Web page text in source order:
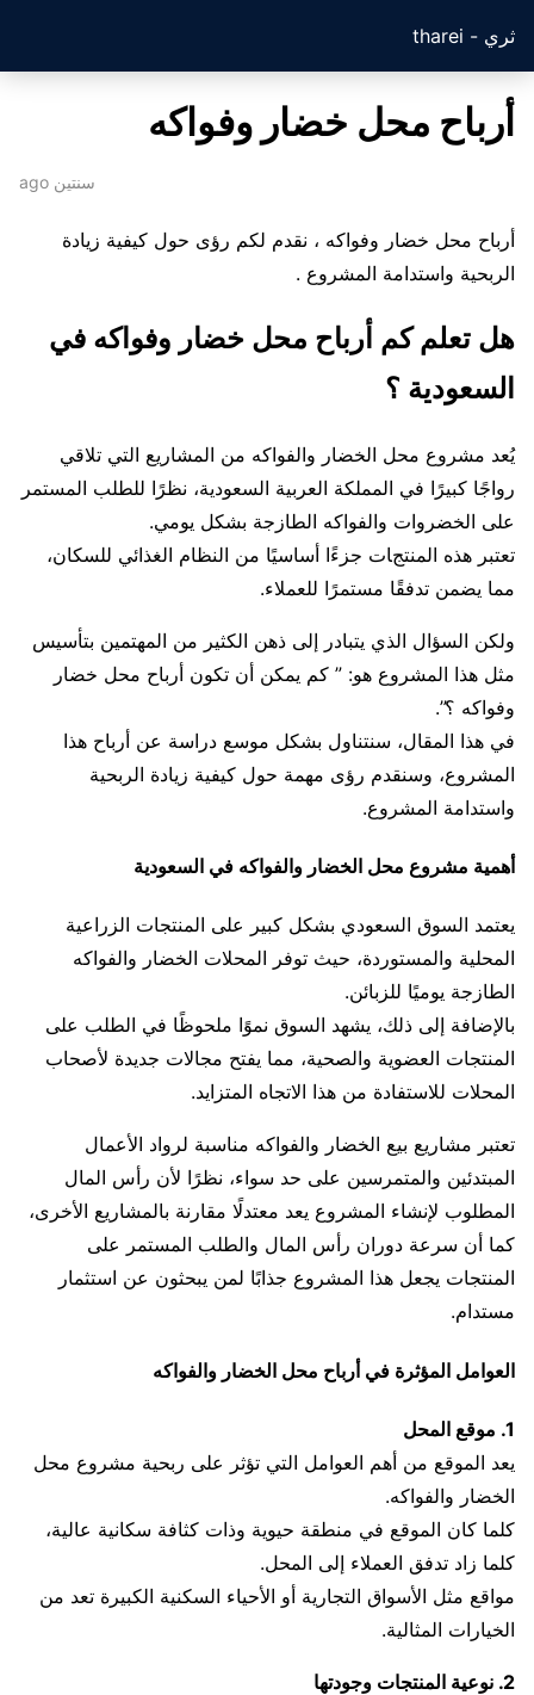
ثري - tharei
أرباح محل خضار وفواكه
سنتين ago
أرباح محل خضار وفواكه ، نقدم لكم رؤى حول كيفية زيادة
الربحية واستدامة المشروع .
هل تعلم كم أرباح محل خضار وفواكه في
السعودية ؟
يُعد مشروع محل الخضار والفواكه من المشاريع التي تلاقي
رواجًا كبيرًا في المملكة العربية السعودية، نظرًا للطلب المستمر
على الخضروات والفواكه الطازجة بشكل يومي.
تعتبر هذه المنتجات جزءًا أساسيًا من النظام الغذائي للسكان،
مما يضمن تدفقًا مستمرًا للعملاء.
ولكن السؤال الذي يتبادر إلى ذهن الكثير من المهتمين بتأسيس
مثل هذا المشروع هو: ” كم يمكن أن تكون أرباح محل خضار
وفواكه ؟”.
في هذا المقال، سنتناول بشكل موسع دراسة عن أرباح هذا
المشروع، وسنقدم رؤى مهمة حول كيفية زيادة الربحية
واستدامة المشروع.
أهمية مشروع محل الخضار والفواكه في السعودية
يعتمد السوق السعودي بشكل كبير على المنتجات الزراعية
المحلية والمستوردة، حيث توفر المحلات الخضار والفواكه
الطازجة يوميًا للزبائن.
بالإضافة إلى ذلك، يشهد السوق نموًا ملحوظًا في الطلب على
المنتجات العضوية والصحية، مما يفتح مجالات جديدة لأصحاب
المحلات للاستفادة من هذا الاتجاه المتزايد.
تعتبر مشاريع بيع الخضار والفواكه مناسبة لرواد الأعمال
المبتدئين والمتمرسين على حد سواء، نظرًا لأن رأس المال
المطلوب لإنشاء المشروع يعد معتدلًا مقارنة بالمشاريع الأخرى،
كما أن سرعة دوران رأس المال والطلب المستمر على
المنتجات يجعل هذا المشروع جذابًا لمن يبحثون عن استثمار
مستدام.
العوامل المؤثرة في أرباح محل الخضار والفواكه
1. موقع المحل
يعد الموقع من أهم العوامل التي تؤثر على ربحية مشروع محل
الخضار والفواكه.
كلما كان الموقع في منطقة حيوية وذات كثافة سكانية عالية،
كلما زاد تدفق العملاء إلى المحل.
مواقع مثل الأسواق التجارية أو الأحياء السكنية الكبيرة تعد من
الخيارات المثالية.
2. نوعية المنتجات وجودتها